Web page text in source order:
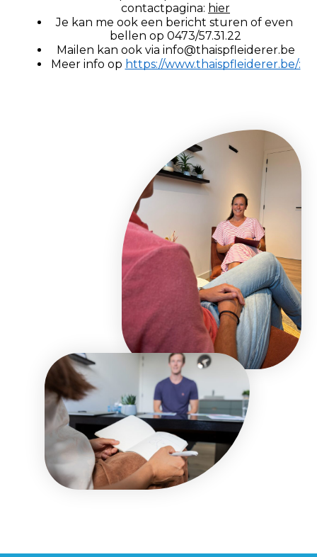
contactpagina: hier
Je kan me ook een bericht sturen of even
bellen op 0473/57.31.22
Mailen kan ook via info@thaispfleiderer.be
Meer info op https://www.thaispfleiderer.be/: